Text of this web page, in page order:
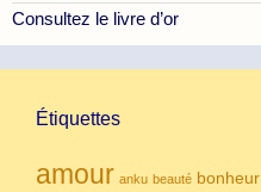
Consultez le livre d’or
Étiquettes
amour anku beauté bonheur